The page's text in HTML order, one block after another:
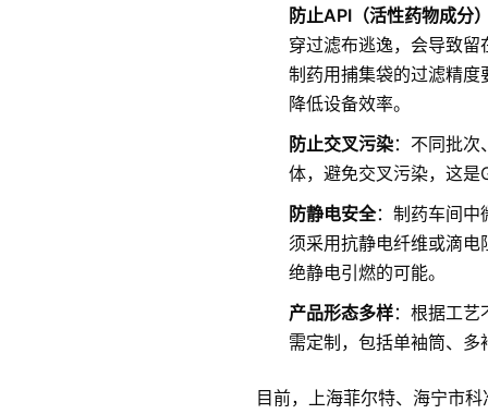
防止API（活性药物成分
穿过滤布逃逸，会导致
制药用捕集袋的过滤精
降低设备效率。
防止交叉污染：不同批
体，避免交叉污染，这是
防静电安全：制药车间中
须采用抗静电纤维或滴
绝静电引燃的可能。
产品形态多样：根据工
需定制，包括单袖筒、
目前，上海菲尔特、海宁市